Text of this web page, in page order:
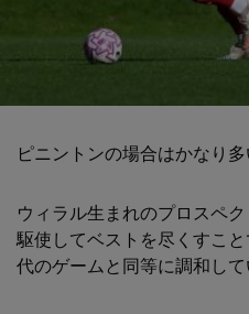
ピニントンの場合はかなり多
ウィラル生まれのプロスペ
駆使してベストを尽くすこ
代のゲームと同等に調和して